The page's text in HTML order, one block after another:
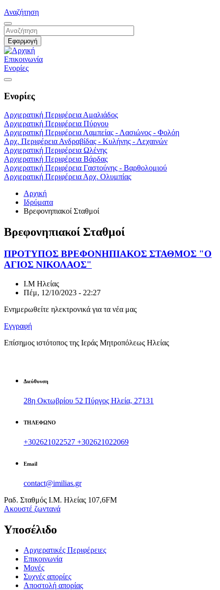
Αναζήτηση
Επικοινωνία
Ενορίες
Ενορίες
Αρχιερατική Περιφέρεια Αμαλιάδος
Αρχιερατική Περιφέρεια Πύργου
Αρχιερατική Περιφέρεια Λαμπείας - Λασιώνος - Φολόη
Αρχ. Περιφέρεια Ανδραβίδας - Κυλήνης - Λεχαινών
Αρχιερατική Περιφέρεια Ωλένης
Αρχιερατική Περιφέρεια Βάρδας
Αρχιερατική Περιφέρεια Γαστούνης - Βαρθολομιού
Αρχιερατική Περιφέρεια Αρχ. Ολυμπίας
Αρχική
Ιδρύματα
Βρεφονηπιακοί Σταθμοί
Βρεφονηπιακοί Σταθμοί
ΠΡΟΤΥΠΟΣ ΒΡΕΦΟΝΗΠΙΑΚΟΣ ΣΤΑΘΜΟΣ "Ο
ΑΓΙΟΣ ΝΙΚΟΛΑΟΣ"
Ι.Μ Ηλείας
Πέμ, 12/10/2023 - 22:27
Ενημερωθείτε ηλεκτρονικά για τα νέα μας
Εγγραφή
Επίσημος ιστότοπος της Ιεράς Μητροπόλεως Ηλείας
Διεύθυνση
28η Οκτωβρίου 52 Πύργος Ηλεία, 27131
ΤΗΛΕΦΩΝΟ
+302621022527 +302621022069
Email
contact@imilias.gr
Ραδ. Σταθμός Ι.Μ. Ηλείας 107,6FM
Aκουστέ ζωντανά
Υποσέλιδο
Αρχιερατικές Περιφέρειες
Επικοινωνία
Μονές
Συχνές απορίες
Αποστολή απορίας